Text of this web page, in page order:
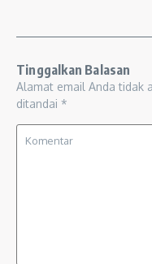
Tinggalkan Balasan
Alamat email Anda tidak
ditandai *